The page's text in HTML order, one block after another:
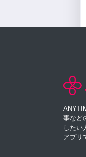
事など
したい
アプリ